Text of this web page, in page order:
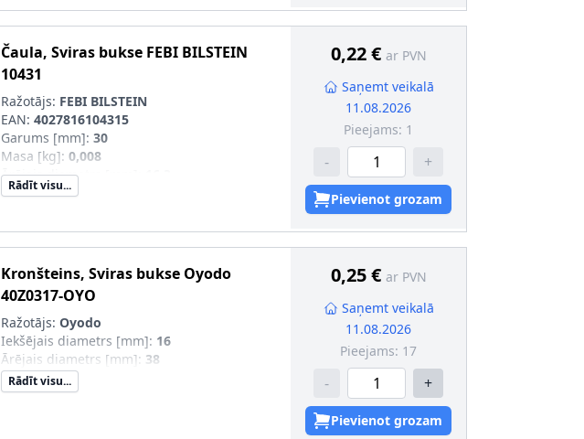
Čaula, Sviras bukse FEBI BILSTEIN
10431
Ražotājs: FEBI BILSTEIN
EAN: 4027816104315
Garums [mm]: 30
Masa [kg]: 0,008
Ārējais diametrs [mm]
Rādīt visu...
0,22 € ar PVN
Saņemt veikalā
11.08.2026
Pieejams: 1
- +
Pievienot grozam
Kronšteins, Sviras bukse Oyodo
40Z0317-OYO
Ražotājs: Oyodo
Iekšējais diametrs [mm]: 16
Ārējais diametrs [mm]: 38
Rādīt visu...
0,25 € ar PVN
Saņemt veikalā
11.08.2026
Pieejams: 17
- +
Pievienot grozam